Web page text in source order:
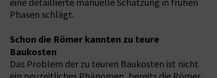
eine detaillierte manuelle Schätzung in frühen
Phasen schlägt.
Schon die Römer kannten zu teure
Baukosten
Das Problem der zu teuren Baukosten ist nicht